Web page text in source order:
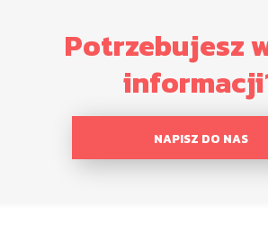
Potrzebujesz
NAPISZ DO NAS